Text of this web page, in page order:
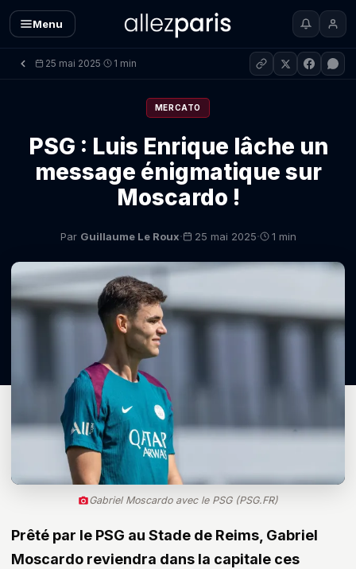
Menu
25 mai 2025· 1 min
MERCATO
PSG : Luis Enrique lâche un
message énigmatique sur
Moscardo !
Par Guillaume Le Roux· 25 mai 2025· 1 min
Gabriel Moscardo avec le PSG (PSG.FR)
Prêté par le PSG au Stade de Reims, Gabriel
Moscardo reviendra dans la capitale ces